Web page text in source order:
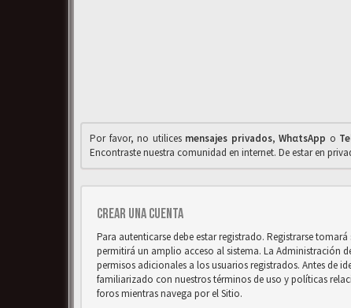
Por favor, no utilices mensajes privados,WhαtsApp o
Encontraste nuestra comunidad en internet. De estar en
Crear una cuenta
Para autenticarse debe estar registrado. Registrarse
permitirá un amplio acceso al sistema. La Administración
permisos adicionales a los usuarios registrados. Antes de
familiarizado con nuestros términos de uso y políticas
foros mientras navega por el Sitio.